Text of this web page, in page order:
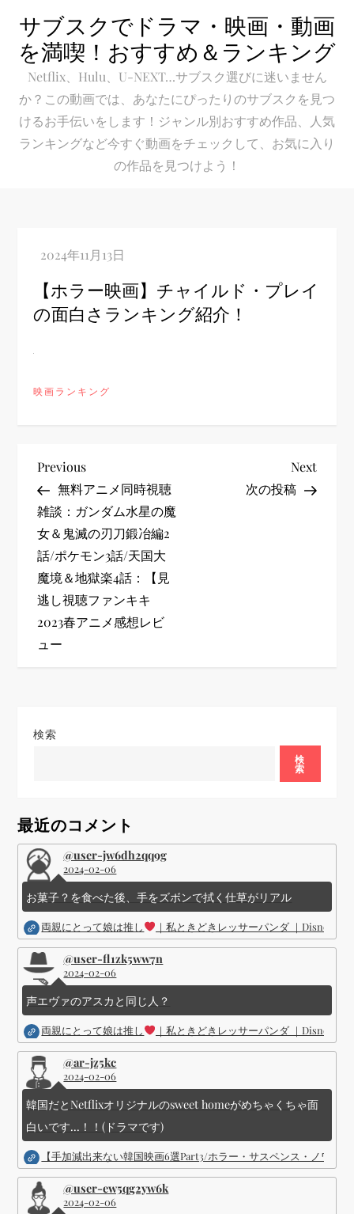
content
サブスクでドラマ・映画・動画
を満喫！おすすめ＆ランキング
Netflix、Hulu、U-NEXT…サブスク選びに迷いません
か？この動画では、あなたにぴったりのサブスクを見つ
けるお手伝いをします！ジャンル別おすすめ作品、人気
ランキングなど今すぐ動画をチェックして、お気に入り
の作品を見つけよう！
【ホラー映画】チャイルド・プレイ
の面白さランキング紹介！
映画ランキング
投
稿
ナ
ビ
ゲ
ー
ョ
Previous
Post
Previous
無料アニメ同時視聴
雑談：ガンダム水星の魔
女＆鬼滅の刃刀鍛冶編2
話/ポケモン3話/天国大
魔境＆地獄楽4話：【見
逃し視聴ファンキキ
2023春アニメ感想レビ
ュー
Next
Post
Next
次の投稿
検索
検
索
最近のコメント
@user-jw6dh2qq9g
2024-02-06
お菓子？を食べた後、手をズボンで拭く仕草がリアル
両親にとって娘は推し ｜私ときどきレッサーパンダ ｜Disney (
@user-fl1zk5ww7n
2024-02-06
声エヴァのアスカと同じ人？
両親にとって娘は推し ｜私ときどきレッサーパンダ ｜Disney (
@ar-jz5kc
2024-02-06
韓国だとNetflixオリジナルのsweet homeがめちゃくちゃ面
白いです...！！(ドラマです)
【手加減出来ない韓国映画6選Part3/ホラー・サスペンス・ノワー
@user-ew5qg2yw6k
2024-02-06